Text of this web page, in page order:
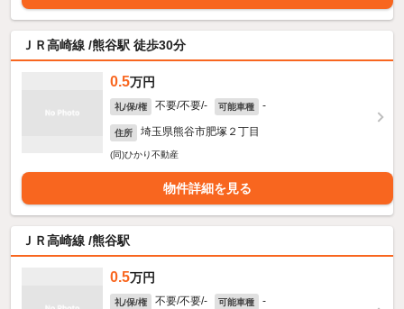
ＪＲ高崎線 /熊谷駅 徒歩30分
0.5万円
礼/保/権 不要/不要/- 可能車種 -
住所 埼玉県熊谷市肥塚２丁目
(同)ひかり不動産
物件詳細を見る
ＪＲ高崎線 /熊谷駅
0.5万円
礼/保/権 不要/不要/- 可能車種 -